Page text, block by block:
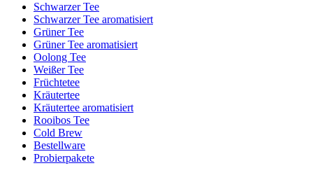
Schwarzer Tee
Schwarzer Tee aromatisiert
Grüner Tee
Grüner Tee aromatisiert
Oolong Tee
Weißer Tee
Früchtetee
Kräutertee
Kräutertee aromatisiert
Rooibos Tee
Cold Brew
Bestellware
Probierpakete